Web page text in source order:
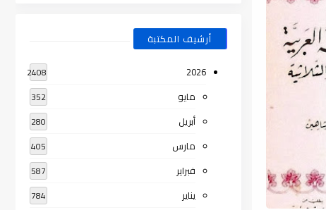
أرشيف المكتبة
2026
2408
مايو 352
أبريل 280
مارس 405
فبراير 587
يناير 784